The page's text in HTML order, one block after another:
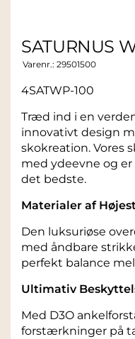
SATURNUS
Varenr.: 29501500
4SATWP-100
Træd ind i en
innovativt design
skokreation. Vores
med ydeevne og
det bedste.
Materialer af
Den luksuriøse
med åndbare
perfekt balance
Ultimativ
Med D3O
forstærkninger på